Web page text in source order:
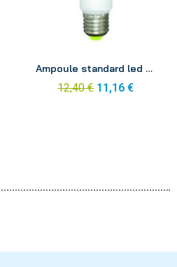
Ampoule standard led 330° e27 12w 240v 2700k
12,40 € 11,16 €